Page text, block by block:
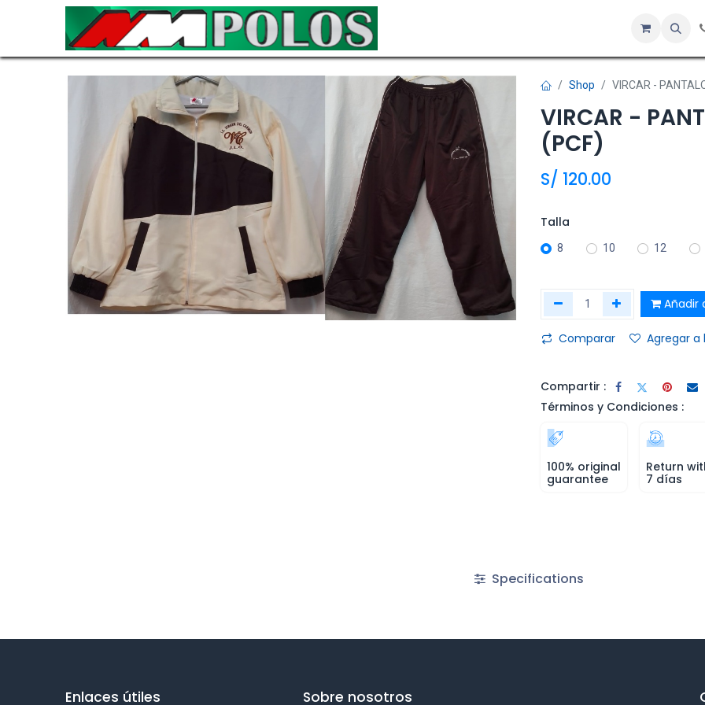
Sobre nosotros
Shop VIRCAR -
VIRCAR -
(PCF)
S/ 120.00
Talla
8 10 12
Añadir
Comparar Agregar a
Compartir :
Términos y Condiciones :
100% original
guarantee
Return
7 días
Specifications
Enlaces útiles Sobre nosotros